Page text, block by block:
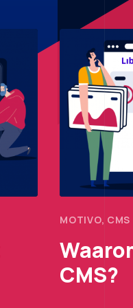
CMS?
MOTIVO, CMS